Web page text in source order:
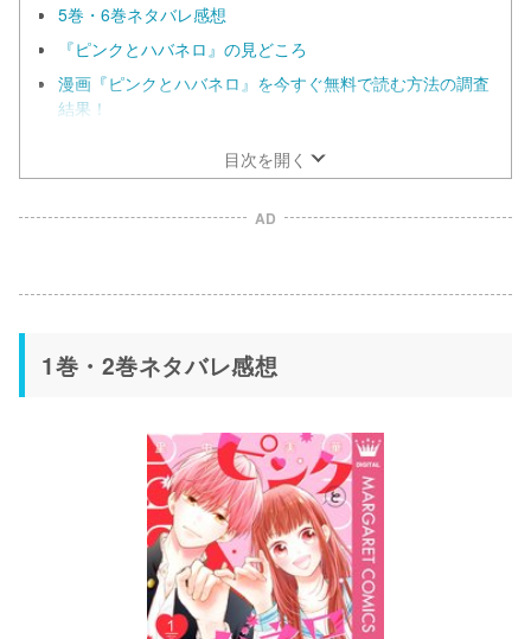
5巻・6巻ネタバレ感想
『ピンクとハバネロ』の見どころ
漫画『ピンクとハバネロ』を今すぐ無料で読む方法の調査
結果！
目次を開く
AD
1巻・2巻ネタバレ感想